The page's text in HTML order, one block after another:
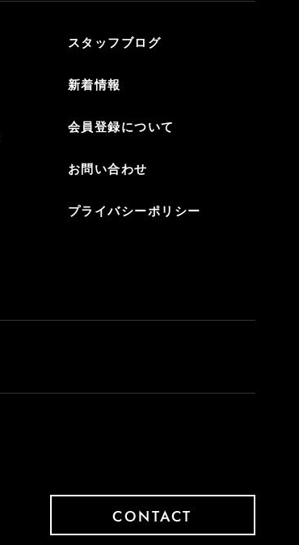
スタッフブログ
新着情報
会員登録について
お問い合わせ
プライバシーポリシー
CONTACT